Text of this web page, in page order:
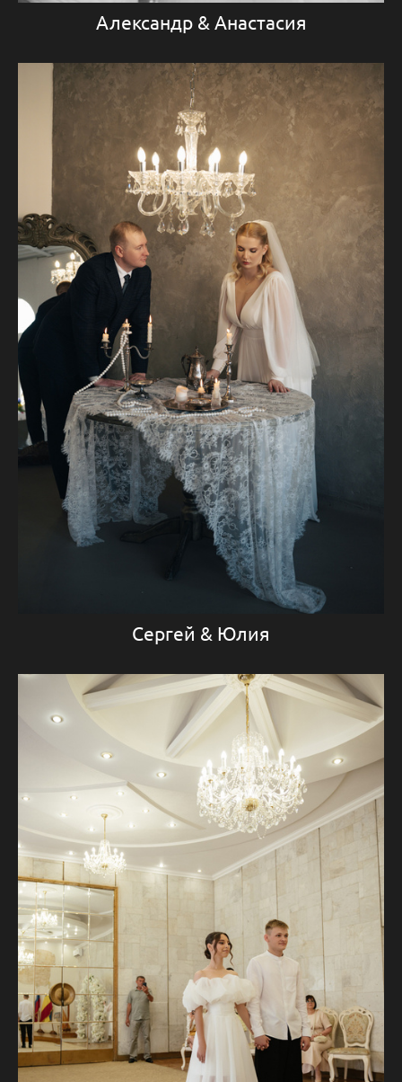
Александр & Анастасия
Сергей & Юлия